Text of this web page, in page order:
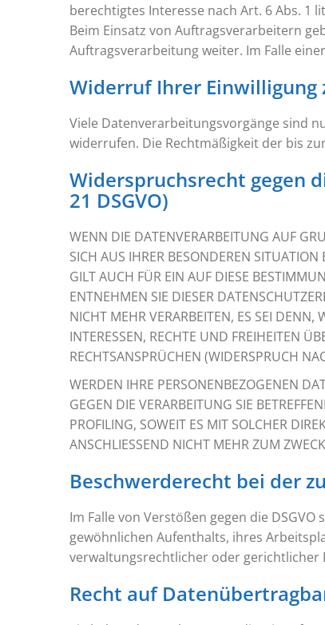
berechtigtes Interesse nach Art. 6 Abs. 1
Beim Einsatz von Auftragsverarbeitern
Auftragsverarbeitung weiter. Im Falle
Widerruf Ihrer
Viele Datenverarbeitungsvorgänge sind
widerrufen. Die Rechtmäßigkeit der bis
Widerspruchsrecht gegen
21 DSGVO)
WENN DIE DATENVERARBEITUNG AUF
SICH AUS IHRER BESONDEREN
GILT AUCH FÜR EIN AUF DIESE
ENTNEHMEN SIE DIESER
NICHT MEHR VERARBEITEN, ES SEI
INTERESSEN, RECHTE UND FREIHEITEN
RECHTSANSPRÜCHEN (WIDERSPRUCH
WERDEN IHRE PERSONENBEZOGENEN
GEGEN DIE VERARBEITUNG SIE
PROFILING, SOWEIT ES MIT SOLCHER
ANSCHLIESSEND NICHT MEHR ZUM
Beschwerde­recht bei der
Im Falle von Verstößen gegen die
gewöhnlichen Aufenthalts, ihres
verwaltungsrechtlicher oder gerichtlicher
Recht auf